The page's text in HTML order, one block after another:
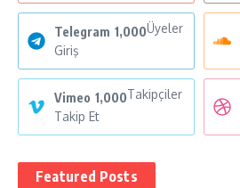
Telegram 1,000Üyeler
Giriş
Vimeo 1,000Takipçiler
Takip Et
Featured Posts